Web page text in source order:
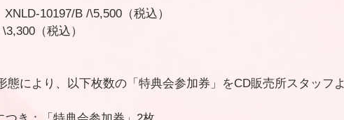
10197/B /\5,500（税込）
（税込）
態により、以下枚数の「特典会参加券」をCD販売所スタッフよ